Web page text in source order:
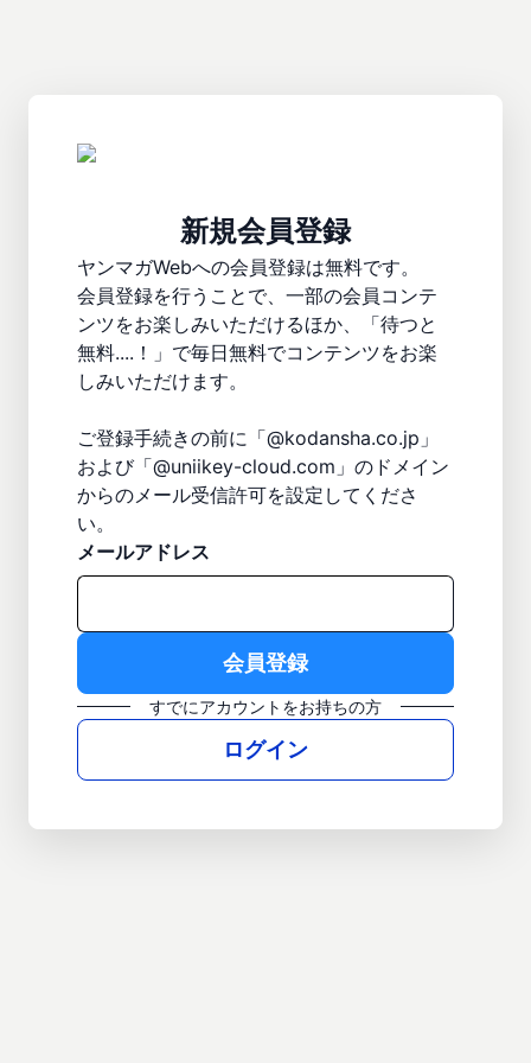
新規会員登録
ヤンマガWebへの会員登録は無料です。
会員登録を行うことで、一部の会員コンテ
ンツをお楽しみいただけるほか、「待つと
無料....！」で毎日無料でコンテンツをお楽
しみいただけます。
ご登録手続きの前に「@kodansha.co.jp」
および「@uniikey-cloud.com」のドメイン
からのメール受信許可を設定してくださ
い。
メールアドレス
すでにアカウントをお持ちの方